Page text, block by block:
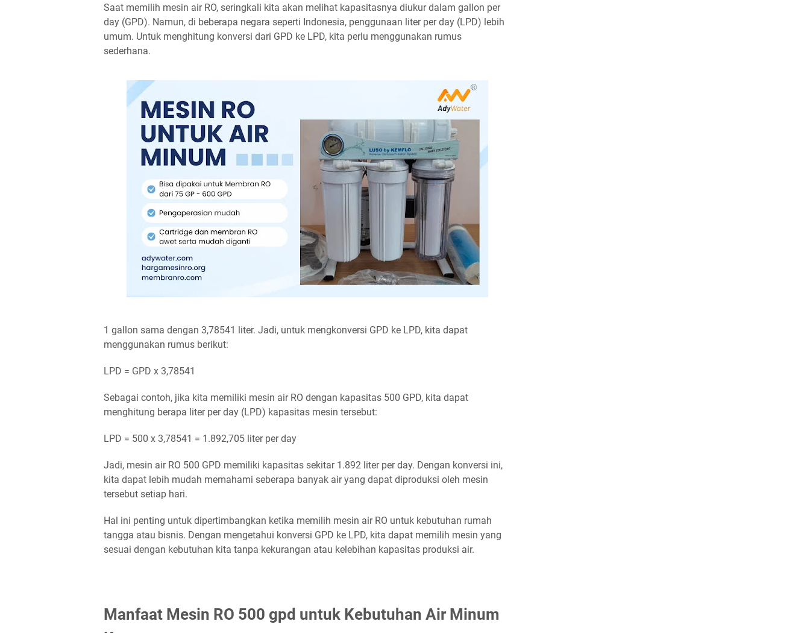
Saat memilih mesin air RO, seringkali kita akan melihat kapasitasnya diukur dalam gallon per
day (GPD). Namun, di beberapa negara seperti Indonesia, penggunaan liter per day (LPD) lebih
umum. Untuk menghitung konversi dari GPD ke LPD, kita perlu menggunakan rumus
sederhana.
1 gallon sama dengan 3,78541 liter. Jadi, untuk mengkonversi GPD ke LPD, kita dapat
menggunakan rumus berikut:
LPD = GPD x 3,78541
Sebagai contoh, jika kita memiliki mesin air RO dengan kapasitas 500 GPD, kita dapat
menghitung berapa liter per day (LPD) kapasitas mesin tersebut:
LPD = 500 x 3,78541 = 1.892,705 liter per day
Jadi, mesin air RO 500 GPD memiliki kapasitas sekitar 1.892 liter per day. Dengan konversi ini,
kita dapat lebih mudah memahami seberapa banyak air yang dapat diproduksi oleh mesin
tersebut setiap hari.
Hal ini penting untuk dipertimbangkan ketika memilih mesin air RO untuk kebutuhan rumah
tangga atau bisnis. Dengan mengetahui konversi GPD ke LPD, kita dapat memilih mesin yang
sesuai dengan kebutuhan kita tanpa kekurangan atau kelebihan kapasitas produksi air.
Manfaat Mesin RO 500 gpd untuk Kebutuhan Air Minum